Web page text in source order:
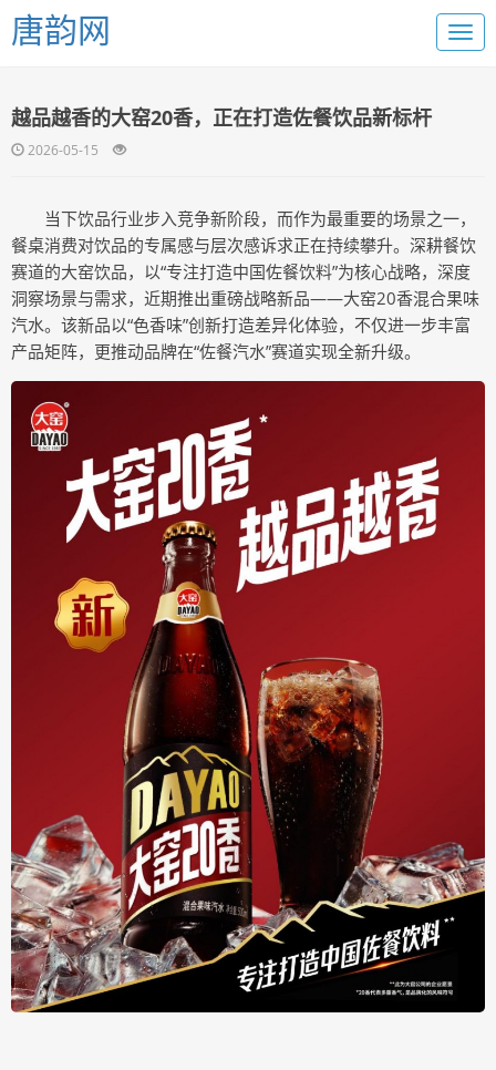
唐韵网
越品越香的大窑20香，正在打造佐餐饮品新标杆
2026-05-15
当下饮品行业步入竞争新阶段，而作为最重要的场景之一，
餐桌消费对饮品的专属感与层次感诉求正在持续攀升。深耕餐饮
赛道的大窑饮品，以“专注打造中国佐餐饮料”为核心战略，深度
洞察场景与需求，近期推出重磅战略新品——大窑20香混合果味
汽水。该新品以“色香味”创新打造差异化体验，不仅进一步丰富
产品矩阵，更推动品牌在“佐餐汽水”赛道实现全新升级。